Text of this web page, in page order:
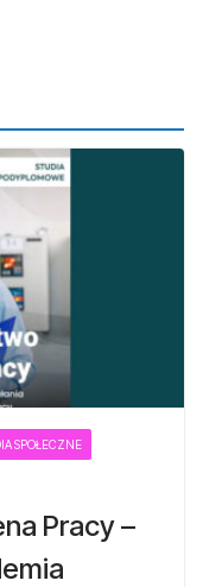
SPOŁECZNE
Pracy –